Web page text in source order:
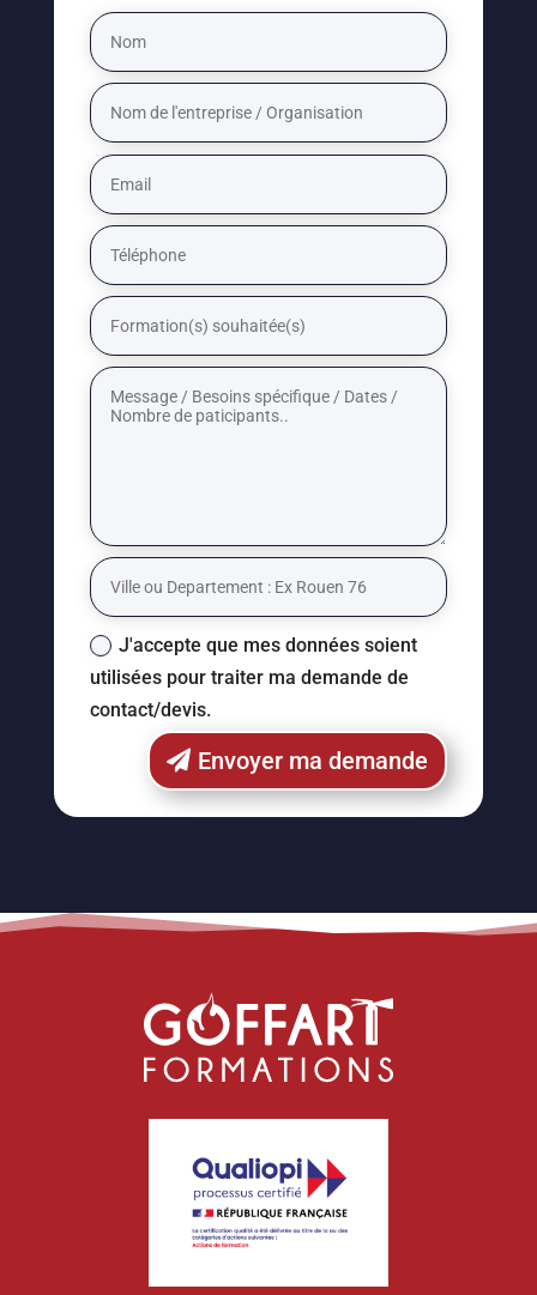
J'accepte que mes données soient
utilisées pour traiter ma demande de
contact/devis.
Envoyer ma demande